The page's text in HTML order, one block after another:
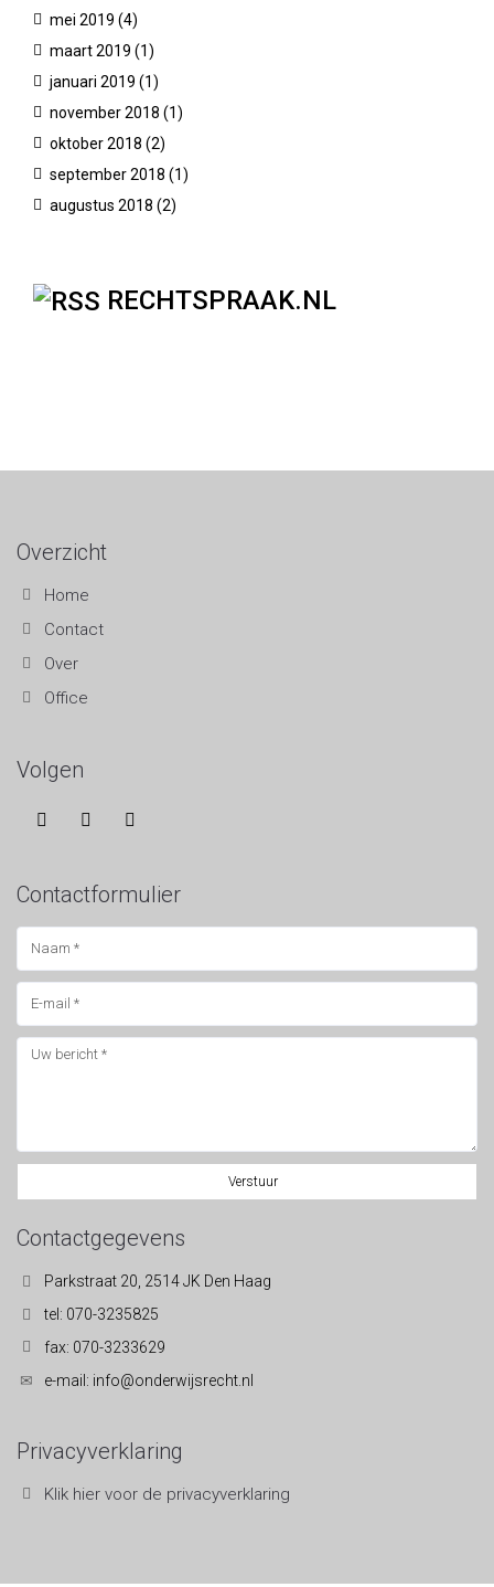
mei 2019 (4)
maart 2019 (1)
januari 2019 (1)
november 2018 (1)
oktober 2018 (2)
september 2018 (1)
augustus 2018 (2)
RECHTSPRAAK.NL
Overzicht
Home
Contact
Over
Office
Volgen
Contactformulier
Verstuur
Contactgegevens
Parkstraat 20, 2514 JK Den Haag
tel: 070-3235825
fax: 070-3233629
e-mail: info@onderwijsrecht.nl
Privacyverklaring
Klik hier voor de privacyverklaring